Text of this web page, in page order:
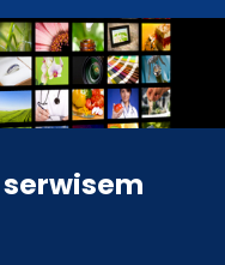
serwisem